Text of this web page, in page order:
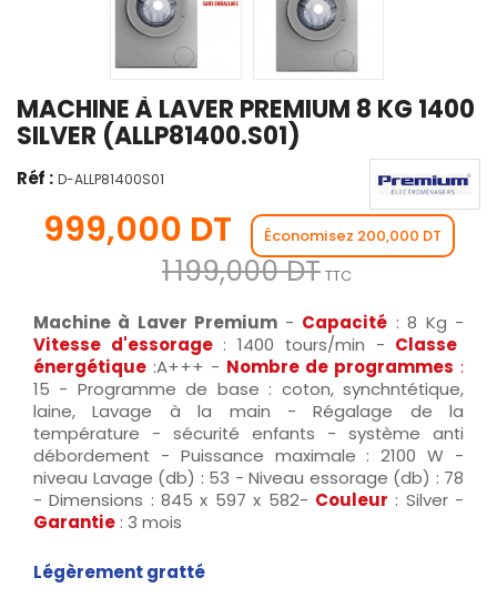
MACHINE À LAVER PREMIUM 8 KG 1400
SILVER (ALLP81400.S01)
Réf : D-ALLP81400S01
999,000 DT Économisez 200,000 DT
1 199,000 DT TTC
Machine à Laver Premium - Capacité : 8 Kg -
Vitesse d'essorage : 1400 tours/min - Classe
énergétique :A+++ - Nombre de programmes :
15 - Programme de base : coton, synchntétique,
laine, Lavage à la main - Régalage de la
température - sécurité enfants - système anti
débordement - Puissance maximale : 2100 W -
niveau Lavage (db) : 53 - Niveau essorage (db) : 78
- Dimensions : 845 x 597 x 582- Couleur : Silver -
Garantie : 3 mois
Légèrement gratté